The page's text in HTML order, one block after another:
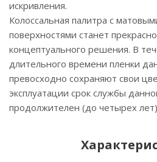
искривления.
Колоссальная палитра с
поверхностями станет
концептуального решения. В
длительного времени пленки
превосходно сохраняют свои
эксплуатации срок службы
продолжителен (до четырех